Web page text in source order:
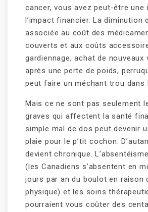
cancer, vous avez peut-être une
l’impact financier. La diminution
associée au coût des
couverts et aux coûts
gardiennage, achat de nouveaux
après une perte de poids,
peut faire un méchant trou dans
Mais ce ne sont pas seulement
graves qui affectent la santé
simple mal de dos peut devenir
plaie pour le p’tit cochon.
devient chronique.
(les Canadiens s’absentent en
jours par an du boulot en raison
physique) et les soins
pourraient vous coûter des